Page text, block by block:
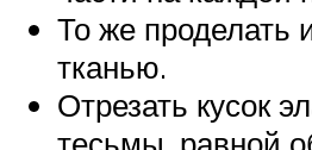
То же проделать
тканью.
Отрезать кусок